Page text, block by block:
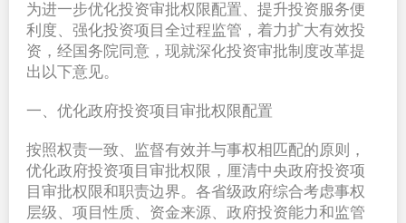
为进一步优化投资审批权限配置、提升投资服务便
利度、强化投资项目全过程监管，着力扩大有效投
资，经国务院同意，现就深化投资审批制度改革提
出以下意见。
一、优化政府投资项目审批权限配置
按照权责一致、监督有效并与事权相匹配的原则，
优化政府投资项目审批权限，厘清中央政府投资项
目审批权限和职责边界。各省级政府综合考虑事权
层级、项目性质、资金来源、政府投资能力和监管